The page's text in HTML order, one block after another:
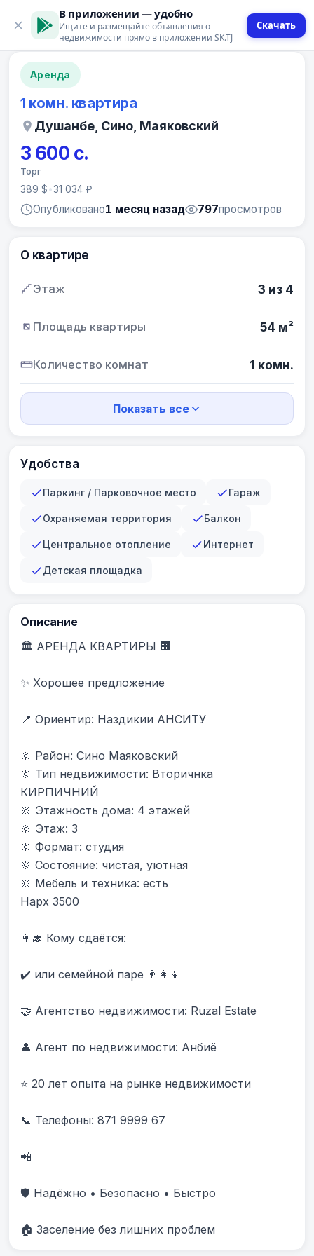
В приложении — удобно
Ищите и размещайте объявления о
недвижимости прямо в приложении SK.TJ
Скачать
12 фото
Аренда
1 комн. квартира
Душанбе, Сино, Маяковский
3 600 с.
Торг
389 $•31 034 ₽
Опубликовано1 месяц назад 797просмотров
О квартире
Этаж 3 из 4
Площадь квартиры 54 м²
Количество комнат 1 комн.
Показать все
Удобства
Паркинг / Парковочное место Гараж
Охраняемая территория Балкон
Центральное отопление Интернет
Детская площадка
Описание
🏛 АРЕНДА КВАРТИРЫ 🏢
✨ Хорошее предложение
📍 Ориентир: Наздикии АНСИТУ
🔆 Район: Сино Маяковский
🔆 Тип недвижимости: Вторичнка
КИРПИЧНИЙ
🔆 Этажность дома: 4 этажей
🔆 Этаж: 3
🔆 Формат: студия
🔆 Состояние: чистая, уютная
🔆 Мебель и техника: есть
Нарх 3500
👩‍🎓 Кому сдаётся:
✔️ или семейной паре 👨‍👩‍👧
🤝 Агентство недвижимости: Ruzal Estate
👤 Агент по недвижимости: Анбиë
⭐ 20 лет опыта на рынке недвижимости
📞 Телефоны: 871 9999 67
📲
🛡️ Надёжно • Безопасно • Быстро
🏠 Заселение без лишних проблем